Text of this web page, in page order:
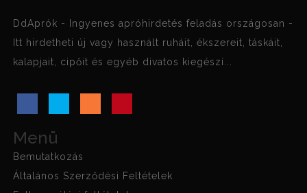
DdAprók - Ingyenes apróhirdetés feladás országosan -
Itt hirdetheti új vagy használt ruháit, ékszereit, táskáit,
kalapjait, cipőit és egyéb divatos kiegészí...
Menü
Bemutatkozás
Általános Szerződési Feltételek